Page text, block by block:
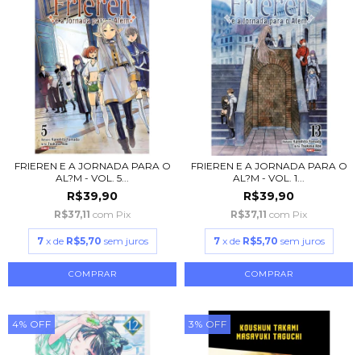
FRIEREN E A JORNADA PARA O
AL?M - VOL. 5...
R$39,90
R$37,11 com Pix
7 x de R$5,70 sem juros
FRIEREN E A JORNADA PARA O
AL?M - VOL. 1...
R$39,90
R$37,11 com Pix
7 x de R$5,70 sem juros
4% OFF 3% OFF